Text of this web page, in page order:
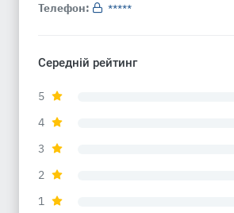
Телефон:
*****
Середній рейтинг
5
4
3
2
1